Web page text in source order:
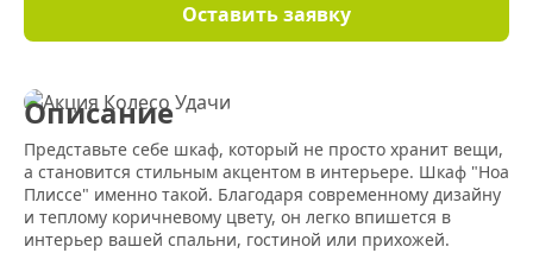
Оставить заявку
Описание
Представьте себе шкаф, который не просто хранит вещи,
а становится стильным акцентом в интерьере. Шкаф "Ноа
Плиссе" именно такой. Благодаря современному дизайну
и теплому коричневому цвету, он легко впишется в
интерьер вашей спальни, гостиной или прихожей.